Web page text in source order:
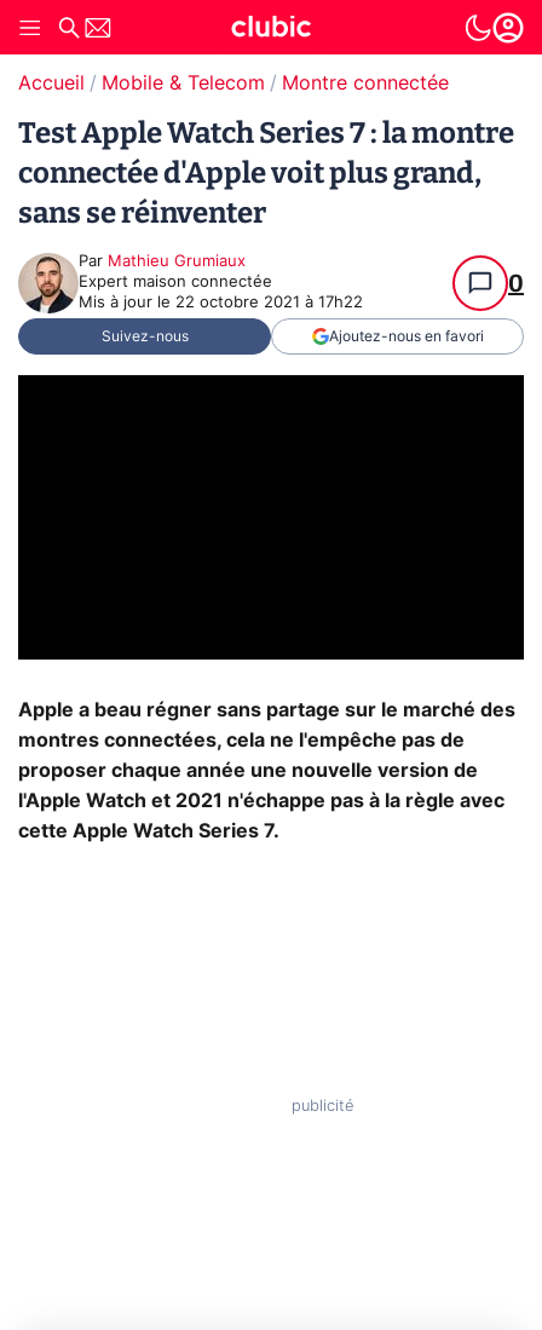
Accueil Mobile & Telecom Montre connectée
Test Apple Watch Series 7 : la montre
connectée d'Apple voit plus grand,
sans se réinventer
Par Mathieu Grumiaux
Expert maison connectée
Mis à jour le 22 octobre 2021 à 17h22
0
Suivez-nous Ajoutez-nous en favori
Apple a beau régner sans partage sur le marché des
montres connectées, cela ne l'empêche pas de
proposer chaque année une nouvelle version de
l'Apple Watch et 2021 n'échappe pas à la règle avec
cette Apple Watch Series 7.